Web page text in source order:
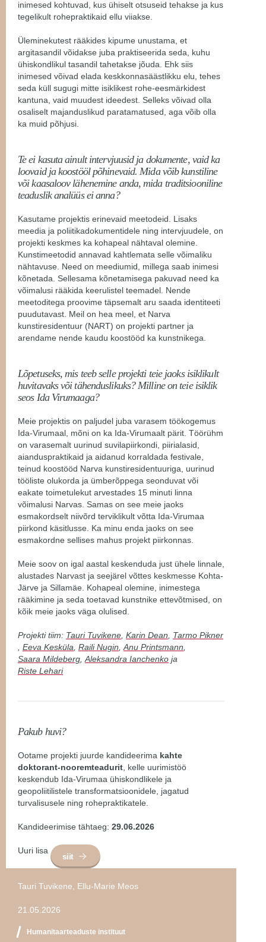
Tauri Tuvikene, Ellu-Marie Meos
21.05.2026
Humanitaarteaduste instituut
inimesed kohtuvad, kus ühiselt otsuseid tehakse ja kus
tegelikult rohepraktikaid ellu viiakse.
Üleminekutest rääkides kipume unustama, et
argitasandil võidakse juba praktiseerida seda, kuhu
ühiskondlikul tasandil tahetakse jõuda. Ehk siis
inimesed võivad elada keskkonnasäästlikku elu, tehes
seda küll sugugi mitte isiklikest rohe-eesmärkidest
kantuna, vaid muudest ideedest. Selleks võivad olla
osaliselt majanduslikud paratamatused, aga võib olla
ka muid põhjusi.
Te ei kasuta ainult intervjuusid ja dokumente, vaid ka
loovaid ja koostööl põhinevaid. Mida võib kunstiline
või kaasaloov lähenemine anda, mida traditsiooniline
teaduslik analüüs ei anna?
Kasutame projektis erinevaid meetodeid. Lisaks
meedia ja poliitikadokumentidele ning intervjuudele, on
projekti keskmes ka kohapeal nähtaval olemine.
Kunstimeetodid annavad kahtlemata selle võimaliku
nähtavuse. Need on meediumid, millega saab inimesi
kõnetada. Sellesama kõnetamisega pakuvad need ka
võimalusi rääkida keerulistel teemadel. Nende
meetoditega proovime täpsemalt aru saada identiteeti
puudutavast. Meil on hea meel, et Narva
kunstiresidentuur (NART) on projekti partner ja
arendame nende kaudu koostööd ka kunstnikega.
Lõpetuseks, mis teeb selle projekti teie jaoks isiklikult
huvitavaks või tähenduslikuks? Milline on teie isiklik
seos Ida Virumaaga?
Meie projektis on paljudel juba varasem töökogemus
Ida-Virumaal, mõni on ka Ida-Virumaalt pärit. Töörühm
on varasemalt uurinud suvilapiirkondi, piirialasid,
aianduspraktikaid ja aidanud korraldada festivale,
teinud koostööd Narva kunstiresidentuuriga, uurinud
tööliste olukorda ja ümberõppega seonduvat või
eakate toimetulekut arvestades 15 minuti linna
võimalusi Narvas. Samas on see meie jaoks
esmakordselt niivõrd terviklikult võtta Ida-Virumaa
piirkond käsitlusse. Ka minu enda jaoks on see
esmakordne sellises mahus projekt piirkonnas.
Meie soov on igal aastal keskenduda just ühele linnale,
alustades Narvast ja seejärel võttes keskmesse Kohta-
Järve ja Sillamäe. Kohapeal olemine, inimestega
rääkimine ja seda toetavad kunstnike ettevõtmised, on
kõik meie jaoks väga olulised.
Projekti tiim: Tauri Tuvikene Karin Dean
Tarmo Pikner
Eeva Kesküla Raili Nugin Anu Printsmann
Saara Mildeberg Aleksandra Ianchenko ja
Riste Lehari
Pakub huvi?
Ootame projekti juurde kandideerima kahte
doktorant-nooremteadurit , kelle uurimistöö
keskendub Ida-Virumaa ühiskondlikele ja
geopoliitilistele transformatsioonidele, jagatud
turvalisusele ning rohepraktikatele.
Kandideerimise tähtaeg: 29.06.2026
Uuri lisa
siit